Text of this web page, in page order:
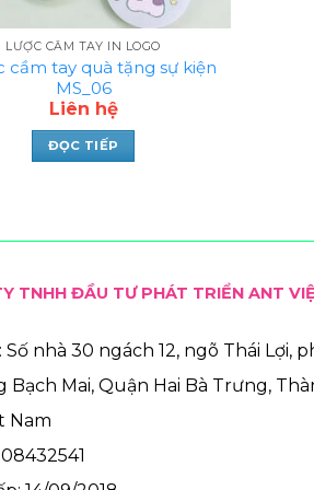
LƯỢC CẦM TAY IN LOGO
cầm tay quà tặng sự kiện
MS_06
Liên hệ
ĐỌC TIẾP
TNHH ĐẦU TƯ PHÁT TRIỂN ANT
Số nhà 30 ngách 12, ngõ Thái Lợi,
Bạch Mai, Quận Hai Bà Trưng,
Nam